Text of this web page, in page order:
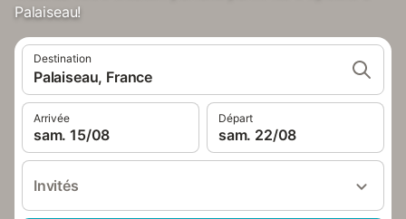
Palaiseau!
Destination
Palaiseau, France
Arrivée
sam. 15/08
Départ
sam. 22/08
Invités